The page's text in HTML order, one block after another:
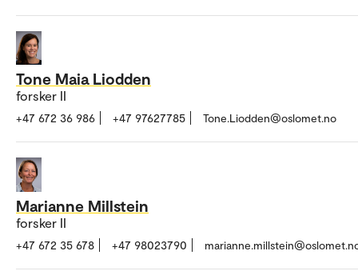
Tone Maia Liodden
forsker II
+47 672 36 986 +47 97627785 Tone.Liodden@oslomet.no
Marianne Millstein
forsker II
+47 672 35 678 +47 98023790